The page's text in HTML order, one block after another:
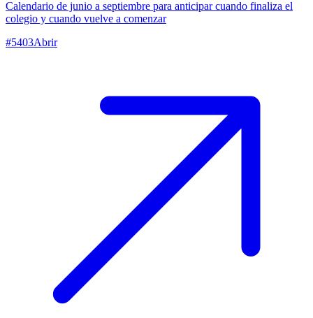
Calendario de junio a septiembre para anticipar cuando finaliza el
colegio y cuando vuelve a comenzar
#5403Abrir